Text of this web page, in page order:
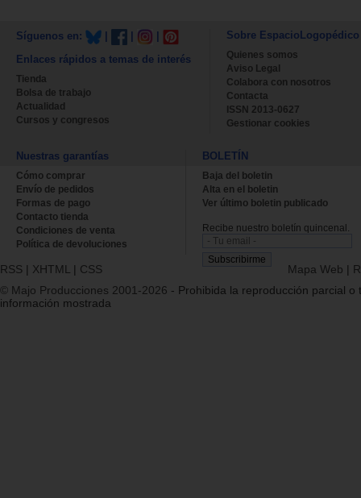
Síguenos en:
Enlaces rápidos a temas de interés
Tienda
Bolsa de trabajo
Actualidad
Cursos y congresos
Sobre EspacioLogopédico
Quienes somos
Aviso Legal
Colabora con nosotros
Contacta
ISSN 2013-0627
Gestionar cookies
Nuestras garantías
Cómo comprar
Envío de pedidos
Formas de pago
Contacto tienda
Condiciones de venta
Política de devoluciones
BOLETÍN
Baja del boletin
Alta en el boletin
Ver último boletin publicado
Recibe nuestro boletín quincenal.
RSS | XHTML | CSS Mapa Web |
© Majo Producciones 2001-2026 - Prohibida la reproducción parcial o
información mostrada